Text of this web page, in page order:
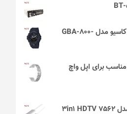
ساعت مچی عقربه‌ای مردانه کاسیو مدل GBA-800-
بند طرح Diamond کد i1012 مناسب برای اپل واچ